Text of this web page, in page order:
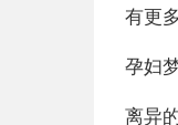
有更
孕妇
离异